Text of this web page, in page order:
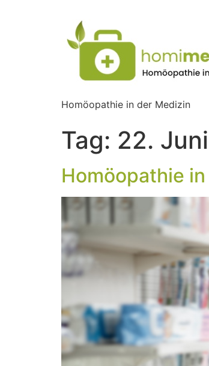
Homöopathie in der Medizin
Tag: 22.
Homöopathie